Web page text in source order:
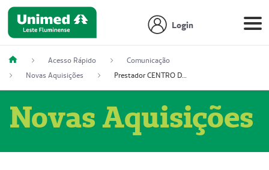
Login
Acesso Rápido
Comunicação
Novas Aquisições
Prestador CENTRO DE ONCOLOGIA
Novas Aquisições